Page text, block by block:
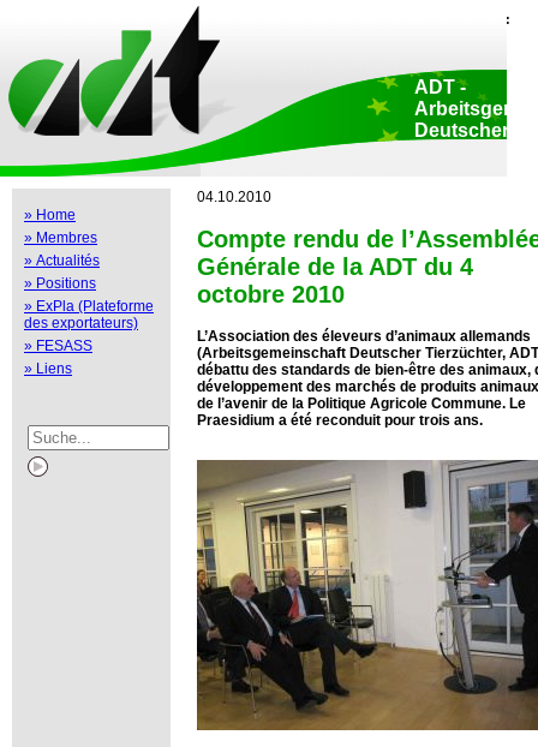
Déclaration de protection de données
::
ADT -
Deutscher
Luxembourg 47-
Bruxelles •
» Home
» Membres
» Actualités
» Positions
» ExPla (Plateforme
des exportateurs)
» FESASS
» Liens
04.10.2010
Compte rendu de
Générale de la ADT du 4
octobre 2010
L’Association des éleveurs d’animaux allemands
(Arbeitsgemeinschaft Deutscher Tierzüchter,
débattu des standards de bien-être des animaux,
développement des marchés de produits
de l’avenir de la Politique Agricole Commune. Le
Praesidium a été reconduit pour trois ans.